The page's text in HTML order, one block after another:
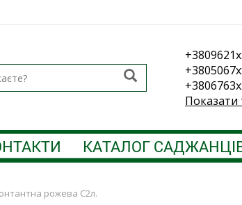
Показати
КАТАЛОГ
рожева С2л.